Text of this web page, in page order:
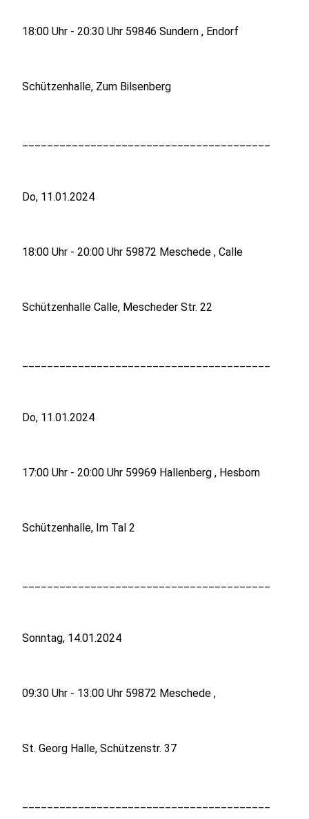
18:00 Uhr - 20:30 Uhr 59846 Sundern , Endorf
Schützenhalle, Zum Bilsenberg
Do, 11.01.2024
18:00 Uhr - 20:00 Uhr 59872 Meschede , Calle
Schützenhalle Calle, Mescheder Str. 22
Do, 11.01.2024
17:00 Uhr - 20:00 Uhr 59969 Hallenberg , Hesborn
Schützenhalle, Im Tal 2
Sonntag, 14.01.2024
09:30 Uhr - 13:00 Uhr 59872 Meschede ,
St. Georg Halle, Schützenstr. 37